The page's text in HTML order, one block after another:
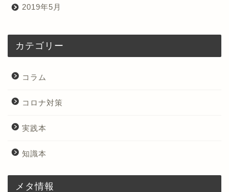
2019年5月
カテゴリー
コラム
コロナ対策
実践本
知識本
メタ情報